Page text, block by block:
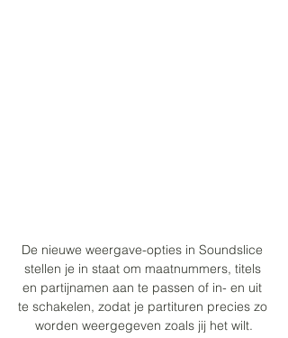
De nieuwe weergave-opties in Soundslice
stellen je in staat om maatnummers, titels
en partijnamen aan te passen of in- en uit
te schakelen, zodat je partituren precies zo
worden weergegeven zoals jij het wilt.